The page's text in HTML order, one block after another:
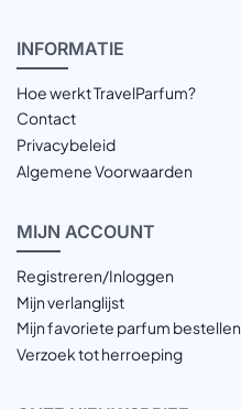
INFORMATIE
Hoe werkt TravelParfum?
Contact
Privacybeleid
Algemene Voorwaarden
MIJN ACCOUNT
Registreren/Inloggen
Mijn verlanglijst
Mijn favoriete parfum bestellen
Verzoek tot herroeping